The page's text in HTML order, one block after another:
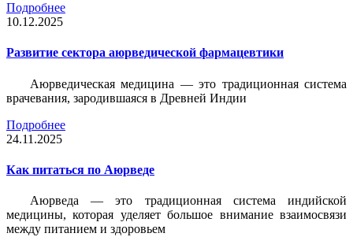
Подробнее
10.12.2025
Развитие сектора аюрведической фармацевтики
Аюрведическая медицина — это традиционная система
врачевания, зародившаяся в Древней Индии
Подробнее
24.11.2025
Как питаться по Аюрведе
Аюрведа — это традиционная система индийской
медицины, которая уделяет большое внимание взаимосвязи
между питанием и здоровьем